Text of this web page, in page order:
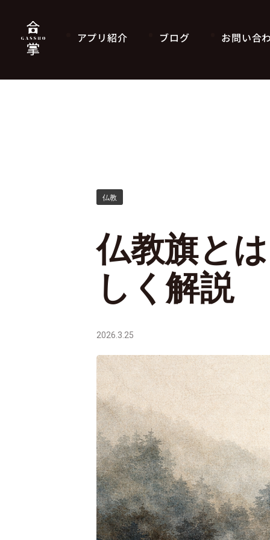
アプリ紹介 ブログ お問い合
仏教
仏教旗と
しく解説
2026.3.25